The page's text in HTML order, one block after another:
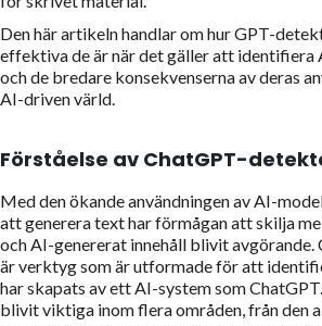
Den här artikeln handlar om hur GPT-
effektiva de är när det gäller att identifiera
och de bredare konsekvenserna av deras
AI-driven värld.
Förståelse av ChatGPT-
Med den ökande användningen av AI-
att generera text har förmågan att skilja
och AI-genererat innehåll blivit
är verktyg som är utformade för att
har skapats av ett AI-system som
blivit viktiga inom flera områden, från den